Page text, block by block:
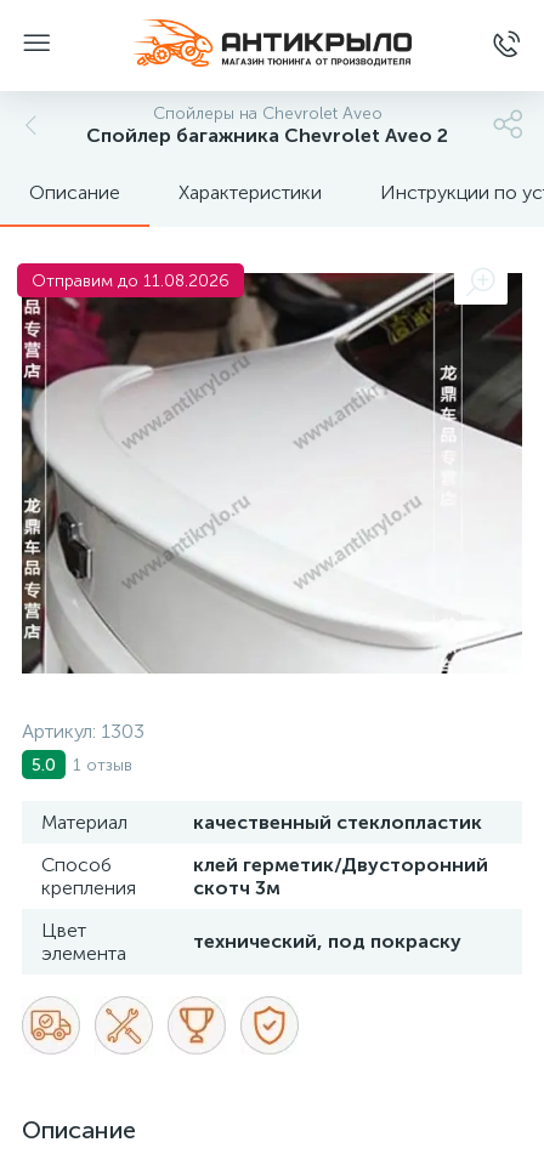
Спойлеры на Chevrolet Aveo
Спойлер багажника Chevrolet Aveo 2
Описание Характеристики Инструкции по
Отправим до 11.08.2026
Артикул: 1303
5.0 1 отзыв
Материал
качественный стеклопластик
Способ
крепления
клей герметик/Двусторонний
скотч 3м
Цвет
элемента
технический, под покраску
Описание